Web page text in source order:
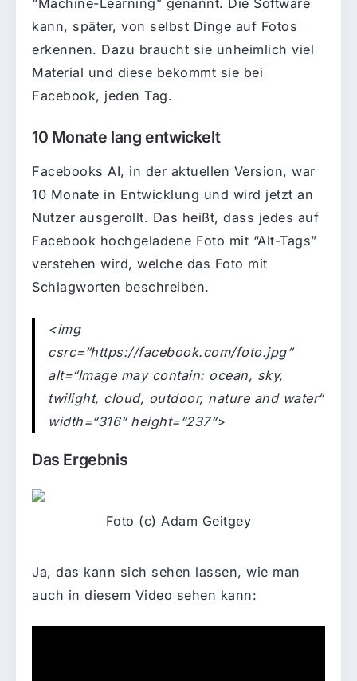
“Machine-Learning” genannt. Die Software
kann, später, von selbst Dinge auf Fotos
erkennen. Dazu braucht sie unheimlich viel
Material und diese bekommt sie bei
Facebook, jeden Tag.
10 Monate lang entwickelt
Facebooks AI, in der aktuellen Version, war
10 Monate in Entwicklung und wird jetzt an
Nutzer ausgerollt. Das heißt, dass jedes auf
Facebook hochgeladene Foto mit “Alt-Tags”
verstehen wird, welche das Foto mit
Schlagworten beschreiben.
<img
csrc=“https://facebook.com/foto.jpg“
alt=“Image may contain: ocean, sky,
twilight, cloud, outdoor, nature and water“
width=“316“ height=“237“>
Das Ergebnis
Foto (c) Adam Geitgey
Ja, das kann sich sehen lassen, wie man
auch in diesem Video sehen kann: